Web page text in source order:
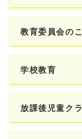
教育委員会の
学校教育
放課後児童ク